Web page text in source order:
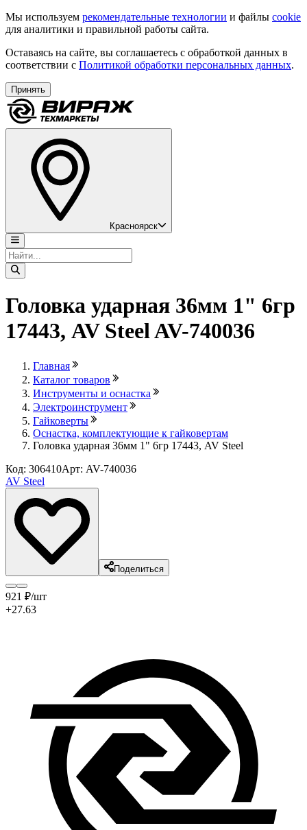
Мы используем рекомендательные технологии и файлы cookie
для аналитики и правильной работы сайта.
Оставаясь на сайте, вы соглашаетесь с обработкой данных в
соответствии с Политикой обработки персональных данных.
Принять
Красноярск
Головка ударная 36мм 1" 6гр
17443, AV Steel AV-740036
Главная
Каталог товаров
Инструменты и оснастка
Электроинструмент
Гайковерты
Оснастка, комплектующие к гайковертам
Головка ударная 36мм 1" 6гр 17443, AV Steel
Код: 306410Арт: AV-740036
AV Steel
Поделиться
921 ₽/шт
+27.63